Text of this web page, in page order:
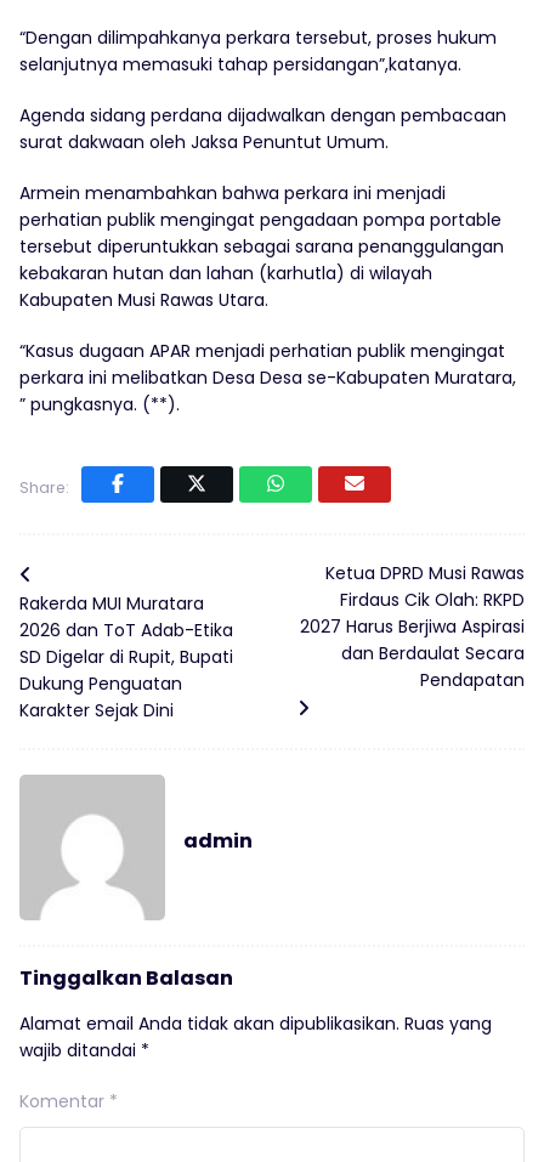
“Dengan dilimpahkanya perkara tersebut, proses hukum
selanjutnya memasuki tahap persidangan”,katanya.
Agenda sidang perdana dijadwalkan dengan pembacaan
surat dakwaan oleh Jaksa Penuntut Umum.
Armein menambahkan bahwa perkara ini menjadi
perhatian publik mengingat pengadaan pompa portable
tersebut diperuntukkan sebagai sarana penanggulangan
kebakaran hutan dan lahan (karhutla) di wilayah
Kabupaten Musi Rawas Utara.
“Kasus dugaan APAR menjadi perhatian publik mengingat
perkara ini melibatkan Desa Desa se-Kabupaten Muratara,
” pungkasnya. (**).
Share:
Rakerda MUI Muratara
2026 dan ToT Adab-Etika
SD Digelar di Rupit, Bupati
Dukung Penguatan
Karakter Sejak Dini
Ketua DPRD Musi Rawas
Firdaus Cik Olah: RKPD
2027 Harus Berjiwa Aspirasi
dan Berdaulat Secara
Pendapatan
admin
Tinggalkan Balasan
Alamat email Anda tidak akan dipublikasikan. Ruas yang
wajib ditandai *
Komentar *